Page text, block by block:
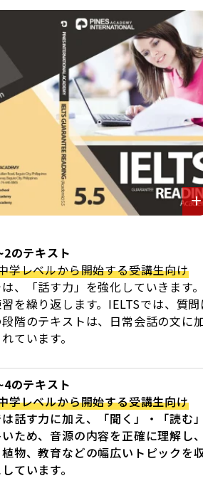
のテキスト
学レベルから開始する受講生向け
、「話す力」を強化していきま
を繰り返します。IELTSでは、質
階のテキストは、日常会話の文に
ています。
のテキスト
学レベルから開始する受講生向け
話す力に加え、「聞く」・「読
ため、音源の内容を正確に理解
物、教育などの幅広いトピックを
ています。